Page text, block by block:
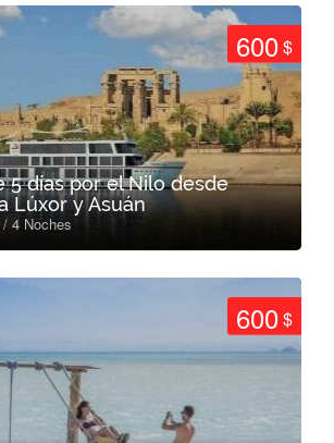
600$
5 días por el Nilo desde
Lúxor y Asuán
4 Noches
600$